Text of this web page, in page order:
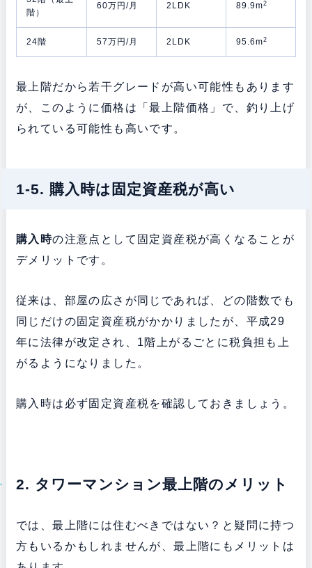
階）
60万円/月 2LDK 89.9m2
24階 57万円/月 2LDK 95.6m2
最上階だから若干グレードが高い可能性もあります
が、このように価格は「最上階価格」で、釣り上げ
られている可能性も高いです。
1-5. 購入時は固定資産税が高い
購入時の注意点として固定資産税が高くなることが
デメリットです。
従来は、部屋の広さが同じであれば、どの階数でも
同じだけの固定資産税がかかりましたが、平成29
年に法律が改定され、1階上がるごとに税負担も上
がるようになりました。
購入時は必ず固定資産税を確認しておきましょう。
2. タワーマンション最上階のメリット
では、最上階には住むべきではない？と疑問に持つ
方もいるかもしれませんが、最上階にもメリットは